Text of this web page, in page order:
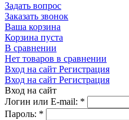
Задать вопрос
Заказать звонок
Ваша корзина
Корзина пуста
В сравнении
Нет товаров в сравнении
Вход на сайт Регистрация
Вход на сайт Регистрация
Вход на сайт
Логин или E-mail: *
Пароль: *